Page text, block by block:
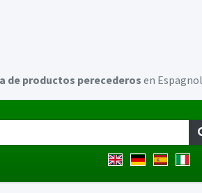
de productos perecederosen Espagnol